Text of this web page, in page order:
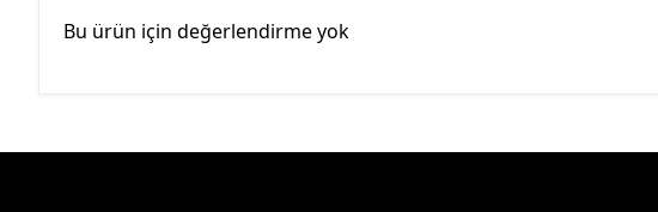
Bu ürün için değerlendirme yok